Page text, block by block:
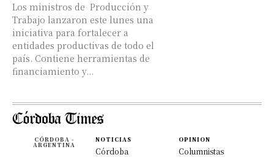
Los ministros de Producción y
Trabajo lanzaron este lunes una
iniciativa para fortalecer a
entidades productivas de todo el
país. Contiene herramientas de
financiamiento y...
CÓRDOBA -
ARGENTINA
NOTICIAS
Córdoba
OPINION
Columnistas